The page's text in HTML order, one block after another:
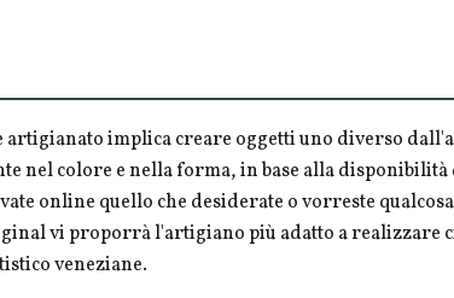
artigianato implica creare oggetti uno diverso
nel colore e nella forma, in base alla
online quello che desiderate o vorreste
vi proporrà l'artigiano più adatto a realizzare
veneziane.